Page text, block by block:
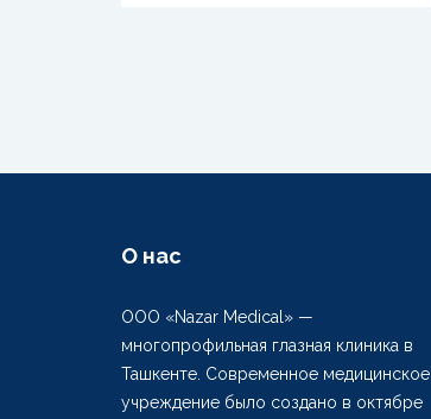
О нас
ООО «Nazar Medical» —
многопрофильная глазная клиника в
Ташкенте. Современное медицинское
учреждение было создано в октябре